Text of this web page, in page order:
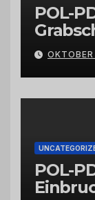
POL-
POL-